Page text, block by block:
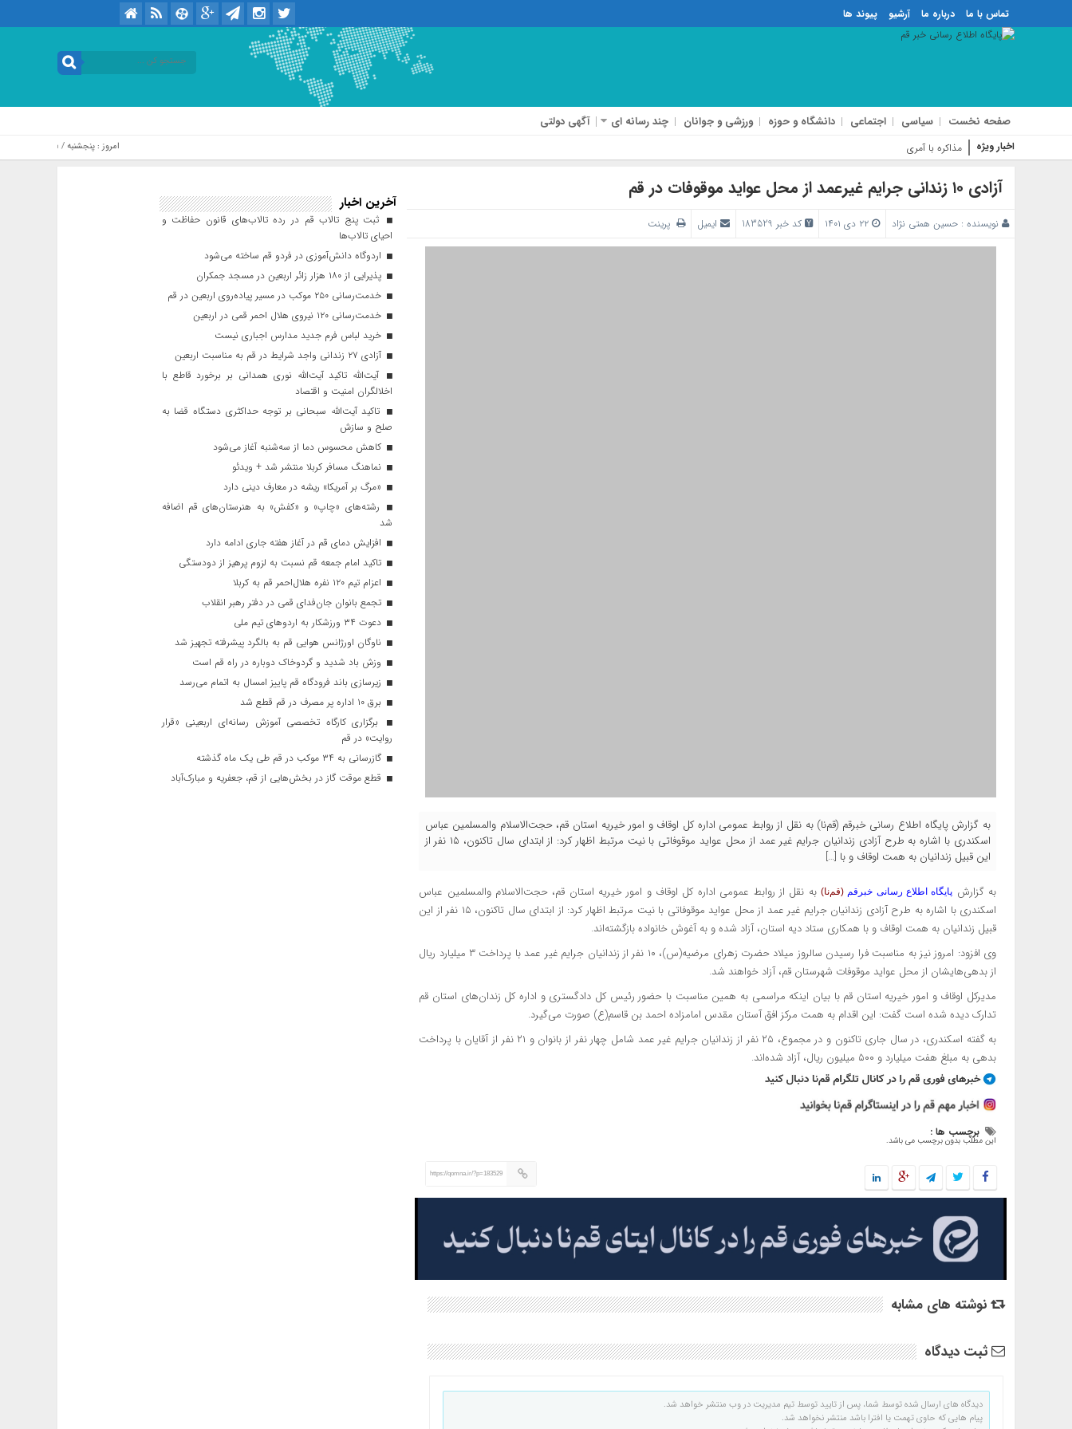
تماس با ما درباره ما آرشیو پیوند ها
صفحه نخست سیاسی اجتماعی دانشگاه و حوزه ورزشی و جوانان چند رسانه ای آگهی دولتی
اخبار ویژه مذاکره با آمریکا تأمین‌کننده امروز : پنجشنبه / ۱۵ مرداد / ۱۴۰۵ .::. برابر با : Thursday, 6 August , 2026
آزادی ۱۰ زندانی جرایم غیرعمد از محل عواید موقوفات در قم
نویسنده : حسین همتی نژاد کد خبر 183529 ایمیل پرینت
به گزارش پایگاه اطلاع رسانی خبرقم (قم‌نا) به نقل از روابط عمومی اداره کل اوقاف و امور خیریه استان قم، حجت‌الاسلام والمسلمین عباس
اسکندری با اشاره به طرح آزادی زندانیان جرایم غیر عمد از محل عواید موقوفاتی با نیت مرتبط اظهار کرد: از ابتدای سال تاکنون، ۱۵ نفر از
این قبیل زندانیان به همت اوقاف و با […]
به گزارش پایگاه اطلاع رسانی خبرقم (قم‌نا)
به نقل از روابط عمومی اداره کل اوقاف و امور خیریه استان قم، حجت‌الاسلام والمسلمین عباس
اسکندری با اشاره به طرح آزادی زندانیان جرایم غیر عمد از محل عواید موقوفاتی با نیت مرتبط اظهار کرد: از ابتدای سال تاکنون، ۱۵ نفر از این
قبیل زندانیان به همت اوقاف و با همکاری ستاد دیه استان، آزاد شده و به آغوش خانواده بازگشته‌اند.
وی افزود: امروز نیز به مناسبت فرا رسیدن سالروز میلاد حضرت زهرای مرضیه(س)، ۱۰ نفر از زندانیان جرایم غیر عمد با پرداخت ۳ میلیارد ریال
از بدهی‌هایشان از محل عواید موقوفات شهرستان قم، آزاد خواهند شد.
مدیرکل اوقاف و امور خیریه استان قم با بیان اینکه مراسمی به همین مناسبت با حضور رئیس کل دادگستری و اداره کل زندان‌های استان قم
تدارک دیده شده است گفت: این اقدام به همت مرکز افق آستان مقدس امامزاده احمد بن قاسم(ع) صورت می‌گیرد.
به گفته اسکندری، در سال جاری تاکنون و در مجموع، ۲۵ نفر از زندانیان جرایم غیر عمد شامل چهار نفر از بانوان و ۲۱ نفر از آقایان با پرداخت
بدهی‌ به مبلغ هفت میلیارد و ۵۰۰ میلیون ریال، آزاد شده‌اند.
برچسب ها :
این مطلب بدون برچسب می باشد.
https://qomna.ir/?p=183529
نوشته های مشابه
ثبت دیدگاه
دیدگاه های ارسال شده توسط شما، پس از تایید توسط تیم مدیریت در وب منتشر خواهد شد.
پیام هایی که حاوی تهمت یا افترا باشد منتشر نخواهد شد.
آخرین اخبار
ثبت پنج تالاب قم در رده تالاب‌های قانون حفاظت و
احیای تالاب‌ها
اردوگاه دانش‌آموزی در فردو قم ساخته می‌شود
پذیرایی از ۱۸۰ هزار زائر اربعین در مسجد جمکران
خدمت‌رسانی ۲۵۰ موکب در مسیر پیاده‌روی اربعین در قم
خدمت‌رسانی ۱۲۰ نیروی هلال احمر قمی در اربعین
خرید لباس فرم جدید مدارس اجباری نیست
آزادی ۲۷ زندانی واجد شرایط در قم به مناسبت اربعین
آیت‌الله تاکید آیت‌الله نوری همدانی بر برخورد قاطع با
اخلالگران امنیت و اقتصاد
تاکید آیت‌الله‌ سبحانی بر توجه حداکثری دستگاه قضا به
صلح و سازش
کاهش محسوس دما از سه‌شنبه آغاز می‌شود
نماهنگ مسافر کربلا منتشر شد + ویدئو
«مرگ بر آمریکا» ریشه در معارف دینی دارد
رشته‌های «چاپ» و «کفش» به هنرستان‌های قم اضافه
شد
افزایش دمای قم در آغاز هفته جاری ادامه دارد
تاکید امام جمعه قم نسبت به لزوم پرهیز از دودستگی
اعزام تیم ۱۲۰ نفره هلال‌احمر قم به کربلا
تجمع بانوان جان‌فدای قمی در دفتر رهبر انقلاب
دعوت ۳۴ ورزشکار به اردوهای تیم ملی
ناوگان اورژانس هوایی قم به بالگرد پیشرفته تجهیز شد
وزش باد شدید و گردوخاک دوباره در راه قم است
زیرسازی باند فرودگاه قم پاییز امسال به اتمام می‌رسد
برق ۱۰ اداره پر مصرف در قم قطع شد
برگزاری کارگاه تخصصی آموزش رسانه‌ای اربعینی «قرار
روایت» در قم
گازرسانی به ۳۴ موکب در قم طی یک ماه گذشته
قطع موقت گاز در بخش‌هایی از قم، جعفریه و مبارک‌آباد